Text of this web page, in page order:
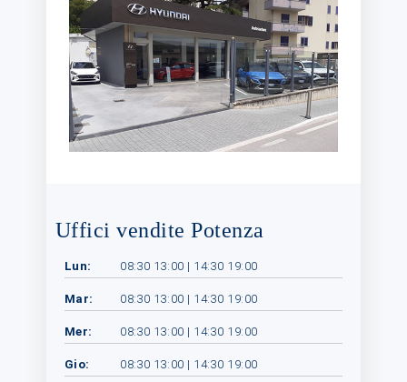
Uffici vendite Potenza
Lun: 08:30 13:00 | 14:30 19:00
Mar: 08:30 13:00 | 14:30 19:00
Mer: 08:30 13:00 | 14:30 19:00
Gio: 08:30 13:00 | 14:30 19:00